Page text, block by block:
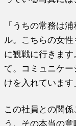
「うちの常務は
ル。こちらの女
に観戦に行きま
て。コミュニケ
けを入れています
この社員との関
う。その本当の